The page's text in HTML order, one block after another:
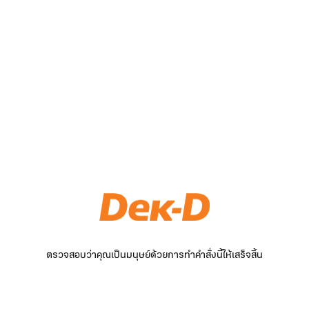
ตรวจสอบว่าคุณเป็นมนุษย์ด้วยการทำคำสั่งนี้ให้เสร็จสิ้น